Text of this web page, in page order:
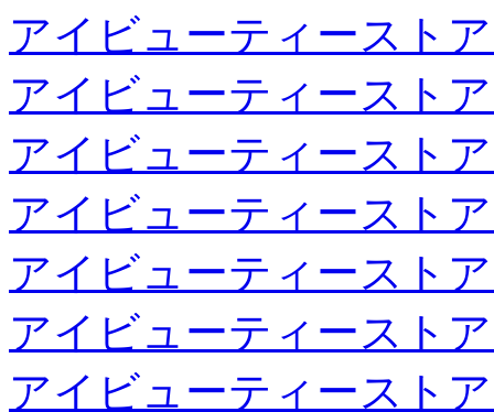
アイビューティースト
アイビューティースト
アイビューティースト
アイビューティースト
アイビューティースト
アイビューティースト
アイビューティースト